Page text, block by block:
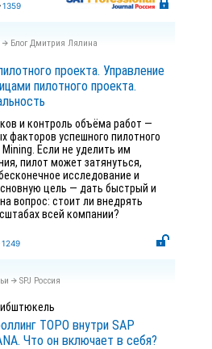
1359
Блог Дмитрия Лялина
проекта. Управление
пилотного проекта.
и контроль объёма работ —
факторов успешного пилотного
Если не уделить им
пилот может затянуться,
исследование и
цель — дать быстрый и
вопрос: стоит ли внедрять
всей компании?
1249
SPJ Россия
ТОРО внутри SAP
Что он включает в себя?